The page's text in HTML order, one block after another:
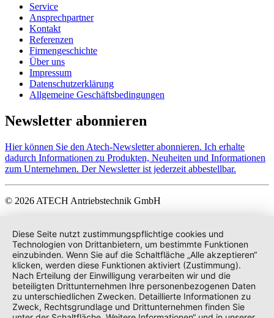
Service
Ansprechpartner
Kontakt
Referenzen
Firmengeschichte
Über uns
Impressum
Datenschutzerklärung
Allgemeine Geschäftsbedingungen
Newsletter abonnieren
Hier können Sie den Atech-Newsletter abonnieren. Ich erhalte
dadurch Informationen zu Produkten, Neuheiten und Informationen
zum Unternehmen. Der Newsletter ist jederzeit abbestellbar.
© 2026 ATECH Antriebstechnik GmbH
Diese Seite nutzt zustimmungspflichtige cookies und
Technologien von Drittanbietern, um bestimmte Funktionen
einzubinden. Wenn Sie auf die Schaltfläche „Alle akzeptieren“
klicken, werden diese Funktionen aktiviert (Zustimmung).
Nach Erteilung der Einwilligung verarbeiten wir und die
beteiligten Drittunternehmen Ihre personenbezogenen Daten
zu unterschiedlichen Zwecken. Detaillierte Informationen zu
Zweck, Rechtsgrundlage und Drittunternehmen finden Sie